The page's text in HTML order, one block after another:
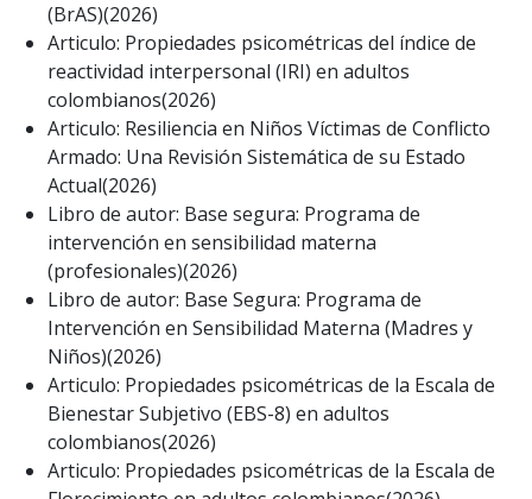
(BrAS)(2026)
Articulo: Propiedades psicométricas del índice de
reactividad interpersonal (IRI) en adultos
colombianos(2026)
Articulo: Resiliencia en Niños Víctimas de Conflicto
Armado: Una Revisión Sistemática de su Estado
Actual(2026)
Libro de autor: Base segura: Programa de
intervención en sensibilidad materna
(profesionales)(2026)
Libro de autor: Base Segura: Programa de
Intervención en Sensibilidad Materna (Madres y
Niños)(2026)
Articulo: Propiedades psicométricas de la Escala de
Bienestar Subjetivo (EBS-8) en adultos
colombianos(2026)
Articulo: Propiedades psicométricas de la Escala de